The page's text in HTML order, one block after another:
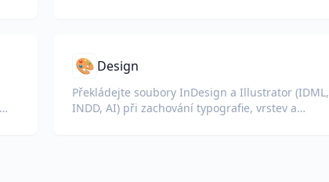
🎨 Design
Překládejte soubory InDesign a Illustrator (IDML,
INDD, AI) při zachování typografie, vrstev a